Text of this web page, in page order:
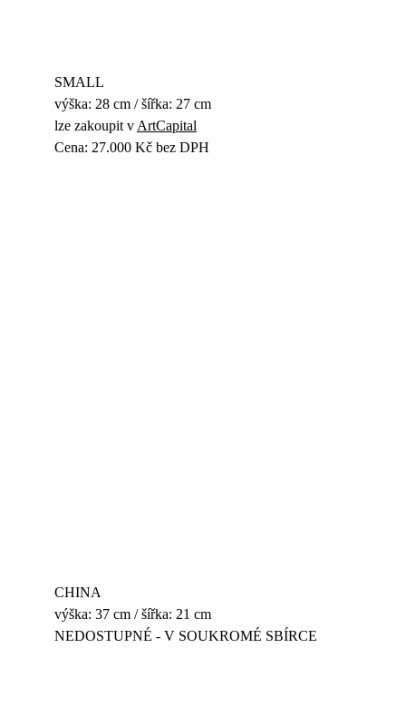
SMALL
výška: 28 cm / šířka: 27 cm
lze zakoupit v ArtCapital
Cena: 27.000 Kč bez DPH
CHINA
výška: 37 cm / šířka: 21 cm
NEDOSTUPNÉ - V SOUKROMÉ SBÍRCE